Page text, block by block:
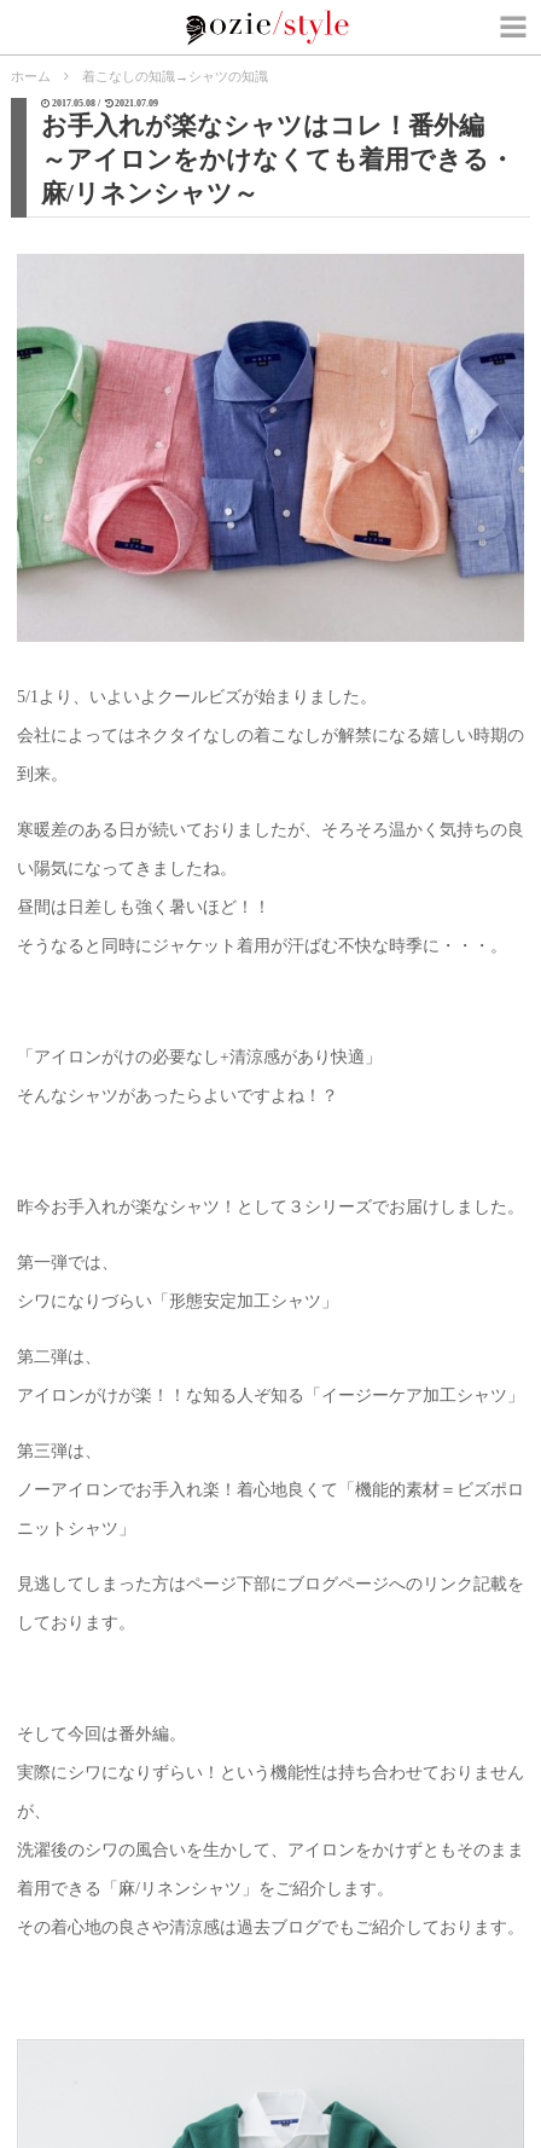
ホーム 着こなしの知識 → シャツの知識
2017.05.08 / 2021.07.09
お手入れが楽なシャツはコレ！番外編
～アイロンをかけなくても着用できる・
麻/リネンシャツ～
5/1より、いよいよクールビズが始まりました。
会社によってはネクタイなしの着こなしが解禁になる嬉しい時期の
到来。
寒暖差のある日が続いておりましたが、そろそろ温かく気持ちの良
い陽気になってきましたね。
昼間は日差しも強く暑いほど！！
そうなると同時にジャケット着用が汗ばむ不快な時季に・・・。
「アイロンがけの必要なし+清涼感があり快適」
そんなシャツがあったらよいですよね！？
昨今お手入れが楽なシャツ！として３シリーズでお届けしました。
第一弾では、
シワになりづらい「形態安定加工シャツ」
第二弾は、
アイロンがけが楽！！な知る人ぞ知る「イージーケア加工シャツ」
第三弾は、
ノーアイロンでお手入れ楽！着心地良くて「機能的素材＝ビズポロ
ニットシャツ」
見逃してしまった方はページ下部にブログページへのリンク記載を
しております。
そして今回は番外編。
実際にシワになりずらい！という機能性は持ち合わせておりません
が、
洗濯後のシワの風合いを生かして、アイロンをかけずともそのまま
着用できる「麻/リネンシャツ」をご紹介します。
その着心地の良さや清涼感は過去ブログでもご紹介しております。